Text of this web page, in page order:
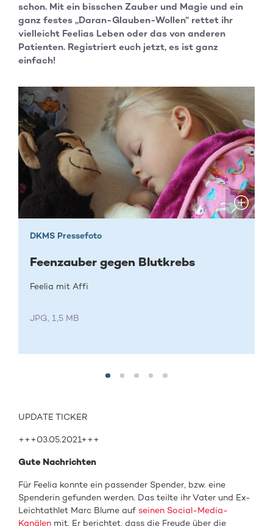
schon. Mit ein bisschen Zauber und Magie und ein
ganz festes „Daran-Glauben-Wollen“ rettet ihr
vielleicht Feelias Leben oder das von anderen
Patienten. Registriert euch jetzt, es ist ganz
einfach!
DKMS Pressefoto
Feenzauber gegen Blutkrebs
Feelia mit Affi
JPG, 1,5 MB
UPDATE TICKER
+++03.05.2021+++
Gute Nachrichten
Für Feelia konnte ein passender Spender, bzw. eine
Spenderin gefunden werden. Das teilte ihr Vater und Ex-
Leichtathlet Marc Blume auf seinen Social-Media-
Kanälen mit. Er berichtet, dass die Freude über die